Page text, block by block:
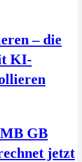
– die
KI-
GB
jetzt